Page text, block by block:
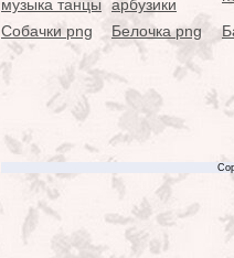
Собачки png Белочка png